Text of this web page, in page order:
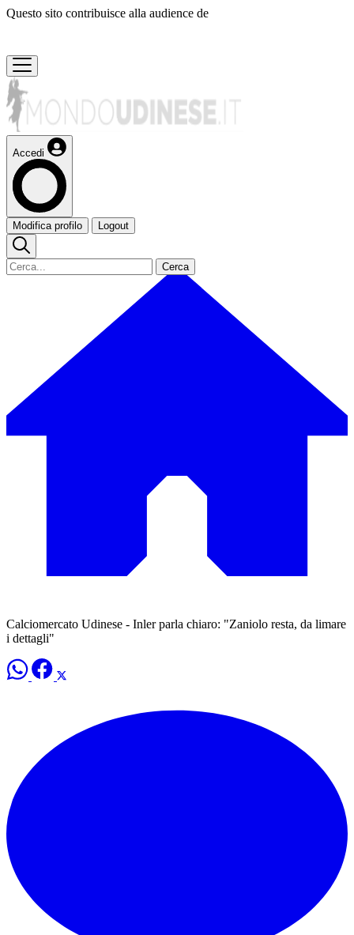
Questo sito contribuisce alla audience de
Accedi
Modifica profilo Logout
Cerca
Calciomercato Udinese - Inler parla chiaro: "Zaniolo resta, da limare
i dettagli"